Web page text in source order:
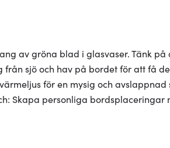
av gröna blad i glasvaser. Tänk
från sjö och hav på bordet för att få
för en mysig och
Skapa personliga bordsplaceringar